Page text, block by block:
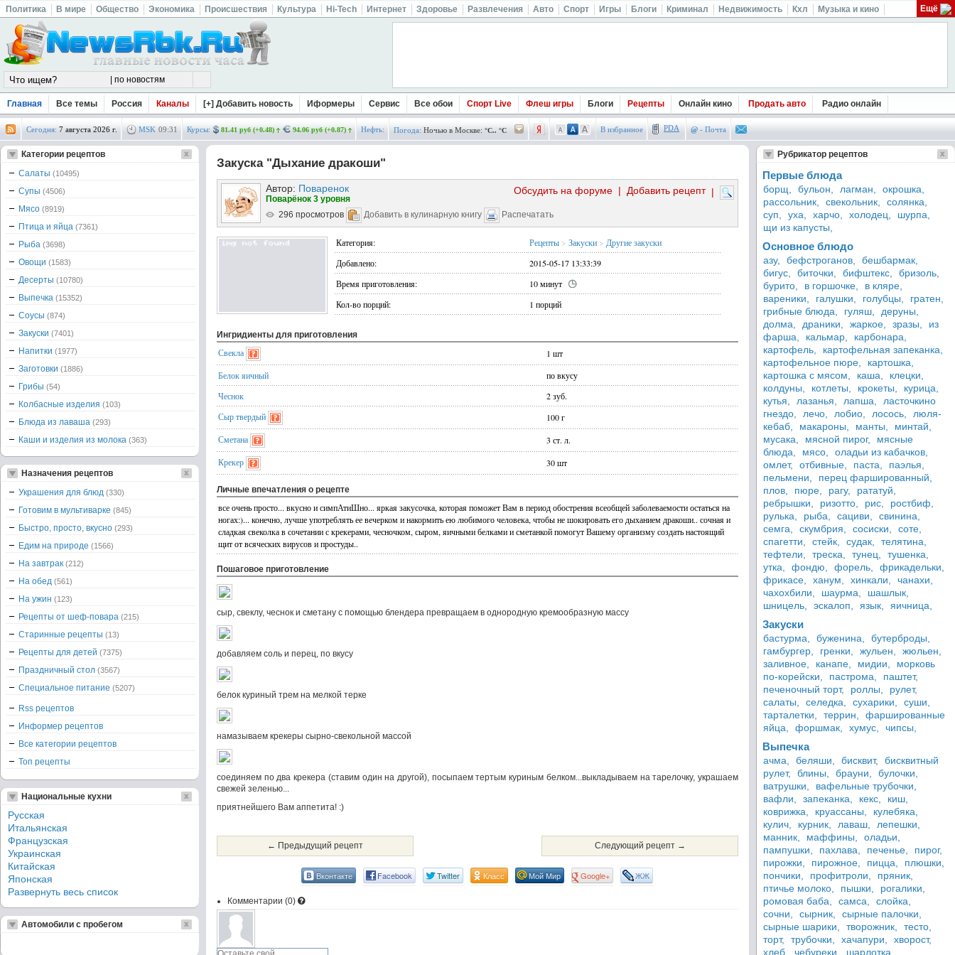
Политика В мире Общество Экономика Происшествия Культура Hi-Tech Интернет Здоровье Развлечения Авто Спорт Игры Блоги Криминал Недвижимость Кхл Музыка и кино Ещё
Главная Все темы Россия Каналы [+] Добавить новость Иформеры Сервис Все обои Спорт Live Флеш игры Блоги Рецепты Онлайн кино Продать авто Радио онлайн
Сегодня: 7 августа 2026 г. MSK 09:31 Курсы: 81.41 руб (+0.48) 94.06 руб (+0.87) Нефть: Погода: Ночью в Москве: °C.. °C В избранное PDA @ - Почта
Закуска "Дыхание дракоши"
Автор: Поваренок |
Добавить рецепт
|
Обсудить на форуме
Поварёнок 3 уровня
296 просмотров
Добавить в кулинарную книгу Распечатать
Категория: Рецепты > Закуски > Другие закуски
Добавлено:
2015-05-17 13:33:39
Время приготовления:
10 минут
Кол-во порций:
1 порций
Ингридиенты для приготовления
Свекла
1 шт
Белок яичный
по вкусу
Чеснок
2 зуб.
Сыр твердый
100 г
Сметана
3 ст. л.
Крекер
30 шт
Личные впечатления о рецепте
все очень просто... вкусно и симпАтиШно... яркая закусочка, которая поможет Вам в период обострения всеобщей заболеваемости остаться на
ногах:)... конечно, лучше употреблять ее вечерком и накормить ею любимого человека, чтобы не шокировать его дыханием дракоши.. сочная и
сладкая свеколка в сочетании с крекерами, чесночком, сыром, яичными белками и сметанкой помогут Вашему организму создать настоящий
щит от всяческих вирусов и простуды..
Пошаговое приготовление
сыр, свеклу, чеснок и сметану с помощью блендера превращаем в однородную кремообразную массу
добавляем соль и перец, по вкусу
белок куриный трем на мелкой терке
намазываем крекеры сырно-свекольной массой
соединяем по два крекера (ставим один на другой), посыпаем тертым куриным белком...выкладываем на тарелочку, украшаем
свежей зеленью...
приятнейшего Вам аппетита! :)
← Предыдущий рецепт Следующий рецепт →
Вконтакте Facebook Twitter Класс Мой Мир Google+ ЖЖ
Комментарии (0)
Категории рецептов
Салаты (10495)
Супы (4506)
Мясо (8919)
Птица и яйца (7361)
Рыба (3698)
Овощи (1583)
Десерты (10780)
Выпечка (15352)
Соусы (874)
Закуски (7401)
Напитки (1977)
Заготовки (1886)
Грибы (54)
Колбасные изделия (103)
Блюда из лаваша (293)
Каши и изделия из молока (363)
Назначения рецептов
Украшения для блюд (330)
Готовим в мультиварке (845)
Быстро, просто, вкусно (293)
Едим на природе (1566)
На завтрак (212)
На обед (561)
На ужин (123)
Рецепты от шеф-повара (215)
Старинные рецепты (13)
Рецепты для детей (7375)
Праздничный стол (3567)
Специальное питание (5207)
Rss рецептов
Информер рецептов
Все категории рецептов
Топ рецепты
Национальные кухни
Русская
Итальянская
Французская
Украинская
Китайская
Японская
Развернуть весь список
Автомобили с пробегом
Рубрикатор рецептов
Первые блюда
борщ, бульон, лагман,
окрошка,
рассольник,
свекольник,
солянка,
суп,
уха, харчо, холодец,
шурпа,
щи из капусты,
Основное блюдо
азу, бефстроганов,
бешбармак,
бигус,
биточки, бифштекс,
бризоль,
бурито,
в горшочке,
в кляре,
вареники,
галушки, голубцы,
гратен,
грибные блюда,
гуляш,
деруны,
долма,
драники, жаркое, зразы,
из
фарша,
кальмар,
карбонара,
картофель,
картофельная запеканка,
картофельное пюре,
картошка,
картошка с мясом,
каша,
клецки,
колдуны,
котлеты, крокеты,
курица,
кутья,
лазанья, лапша,
ласточкино
гнездо,
лечо, лобио, лосось,
люля-
кебаб,
макароны, манты,
минтай,
мусака,
мясной пирог,
мясные
блюда,
мясо,
оладьи из кабачков,
омлет,
отбивные, паста,
паэлья,
пельмени,
перец фаршированный,
плов,
пюре, рагу,
рататуй,
ребрышки,
ризотто, рис,
ростбиф,
рулька,
рыба, сациви,
свинина,
семга,
скумбрия, сосиски,
соте,
спагетти,
стейк, судак,
телятина,
тефтели,
треска, тунец,
тушенка,
утка,
фондю, форель,
фрикадельки,
фрикасе,
ханум, хинкали,
чанахи,
чахохбили,
шаурма,
шашлык,
шницель,
эскалоп, язык, яичница,
Закуски
бастурма, буженина,
бутерброды,
гамбургер,
гренки, жульен,
жюльен,
заливное,
канапе, мидии,
морковь
по-корейски,
пастрома,
паштет,
печеночный торт,
роллы,
рулет,
салаты,
селедка, сухарики,
суши,
тарталетки,
террин,
фаршированные
яйца,
форшмак, хумус, чипсы,
Выпечка
ачма, беляши, бисквит,
бисквитный
рулет,
блины, брауни,
булочки,
ватрушки,
вафельные трубочки,
вафли,
запеканка, кекс,
киш,
коврижка,
круассаны,
кулебяка,
кулич,
курник, лаваш,
лепешки,
манник,
маффины,
оладьи,
пампушки,
пахлава, печенье,
пирог,
пирожки,
пирожное, пицца,
плюшки,
пончики,
профитроли,
пряник,
птичье молоко,
пышки,
рогалики,
ромовая баба,
самса,
слойка,
сочни,
сырник,
сырные палочки,
сырные шарики,
творожник,
тесто,
торт,
трубочки, хачапури,
хворост,
хлеб,
чебуреки,
шарлотка,